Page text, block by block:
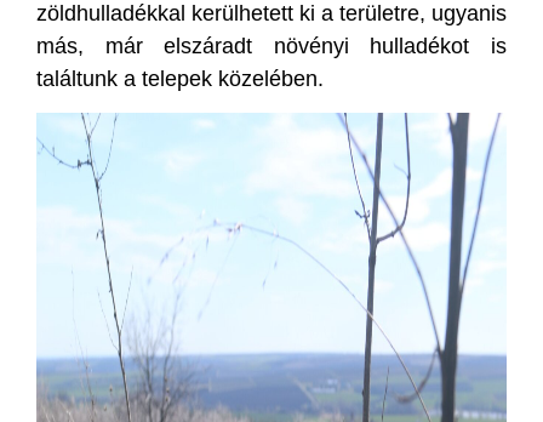
zöldhulladékkal kerülhetett ki a területre, ugyanis
más, már elszáradt növényi hulladékot is
találtunk a telepek közelében.